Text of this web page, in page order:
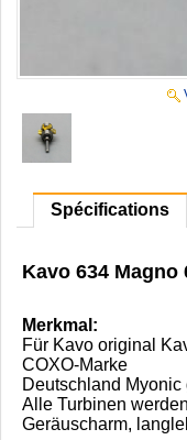
Spécifications
Kavo 634
Merkmal:
Für Kavo original
COXO-Marke
Deutschland
Alle Turbinen
Geräuscharm,